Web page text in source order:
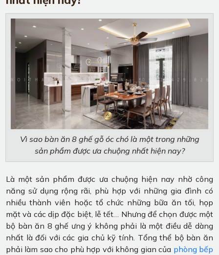
Vì sao bàn ăn 8 ghế gỗ óc chó là một trong những
sản phẩm được ưa chuộng nhất hiện nay?
Là một sản phẩm được ưa chuộng hiện nay nhờ công
năng sử dụng rộng rãi, phù hợp với những gia đình có
nhiều thành viên hoặc tổ chức những bữa ăn tối, họp
mặt và các dịp đặc biệt, lễ tết… Nhưng để chọn được một
bộ bàn ăn 8 ghế ưng ý không phải là một điều dễ dàng
nhất là đối với các gia chủ kỹ tính. Tổng thể bộ bàn ăn
phải làm sao cho phù hợp với không gian của phòng bếp